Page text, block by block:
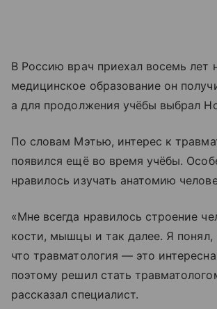
В Россию врач приехал восемь лет
медицинское образование он
а для продолжения учёбы выбрал
По словам Мэтью, интерес к
появился ещё во время учёбы.
нравилось изучать анатомию
«Мне всегда нравилось строение
кости, мышцы и так далее. Я понял,
что травматология — это
поэтому решил стать
рассказал специалист.